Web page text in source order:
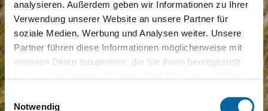
analysieren. Außerdem geben wir Informationen zu Ihrer
Verwendung unserer Website an unsere Partner für
soziale Medien, Werbung und Analysen weiter. Unsere
Partner führen diese Informationen möglicherweise mit
weiteren Daten zusammen, die Sie ihnen bereitgestellt
Einwilligungsauswahl
Notwendig